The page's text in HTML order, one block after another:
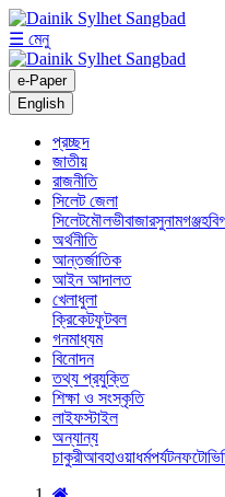
☰ মেনু
e-Paper
English
প্রচ্ছদ
জাতীয়
রাজনীতি
সিলেট জেলা
সিলেটমৌলভীবাজারসুনামগঞ্জ
অর্থনীতি
আন্তর্জাতিক
আইন আদালত
খেলাধুলা
ক্রিকেটফুটবল
গনমাধ্যম
বিনোদন
তথ্য প্রযুক্তি
শিক্ষা ও সংস্কৃতি
লাইফস্টাইল
অন্যান্য
চাকুরীআবহাওয়াধর্মপর্যটনফটো